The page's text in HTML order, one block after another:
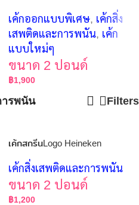
เค้กออกแบบพิเศษ, เค้กสิ่ง
เสพติดและการพนัน, เค้ก
แบบใหม่ๆ
ขนาด 2 ปอนด์
฿1,900
ารพนัน Filters
เค้กสกรีนLogo Heineken
เค้กสิ่งเสพติดและการพนัน
ขนาด 2 ปอนด์
฿1,200